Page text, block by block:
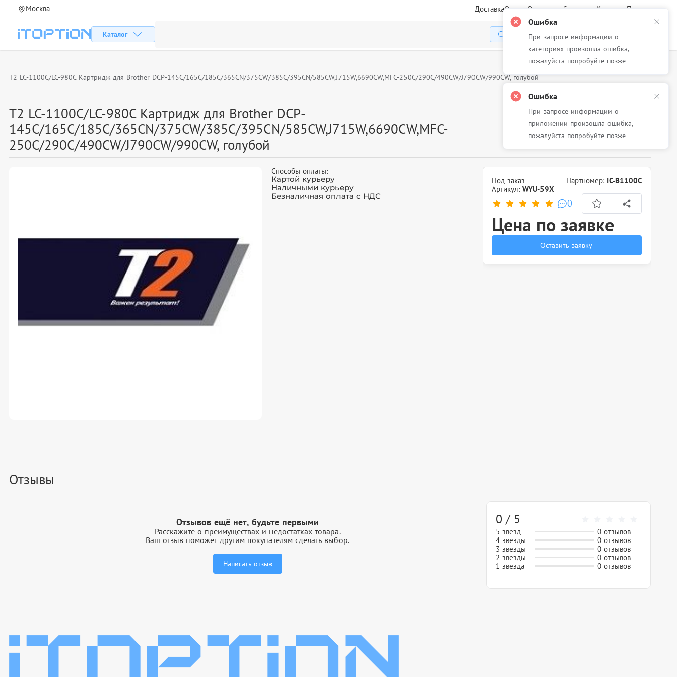
Москва ДоставкаОплатаОставить обращениеКонтактыПартнеры
Каталог
Избранное Корзина
T2 LC-1100C/LC-980C Картридж для Brother DCP-145C/165C/185C/365CN/375CW/385C/395CN/585CW,J715W,6690CW,MFC-250C/290C/490CW/J790CW/990CW, голубой
T2 LC-1100C/LC-980C Картридж для Brother DCP-
145C/165C/185C/365CN/375CW/385C/395CN/585CW,J715W,6690CW,MFC-
250C/290C/490CW/J790CW/990CW, голубой
Способы оплаты:
Картой курьеру
Наличными курьеру
Безналичная оплата с НДС
Под заказ Партномер: IC-B1100C
Артикул: WYU-59X
0
Цена по заявке
Оставить заявку
Отзывы
Отзывов ещё нет, будьте первыми
Расскажите о преимуществах и недостатках товара.
Ваш отзыв поможет другим покупателям сделать выбор.
Написать отзыв
0 / 5
5 звезд
0 отзывов
4 звезды
0 отзывов
3 звезды
0 отзывов
2 звезды
0 отзывов
1 звезда
0 отзывов
Ошибка
При запросе информации о
категориях произошла ошибка,
пожалуйста попробуйте позже
Ошибка
При запросе информации о
приложении произошла ошибка,
пожалуйста попробуйте позже